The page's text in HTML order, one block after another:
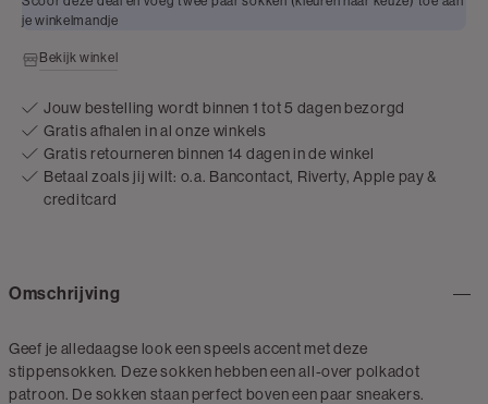
je winkelmandje
Bekijk winkel
Jouw bestelling wordt binnen 1 tot 5 dagen bezorgd
Gratis afhalen in al onze winkels
Gratis retourneren binnen 14 dagen in de winkel
Betaal zoals jij wilt: o.a. Bancontact, Riverty, Apple pay &
creditcard
Omschrijving
Geef je alledaagse look een speels accent met deze
stippensokken. Deze sokken hebben een all-over polkadot
patroon. De sokken staan perfect boven een paar sneakers.